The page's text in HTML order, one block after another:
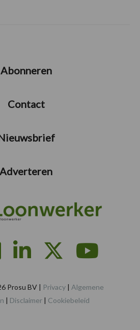
Abonneren
Contact
Adverteren
Prosu BV | Privacy | Algemene
| Disclaimer | Cookiebeleid